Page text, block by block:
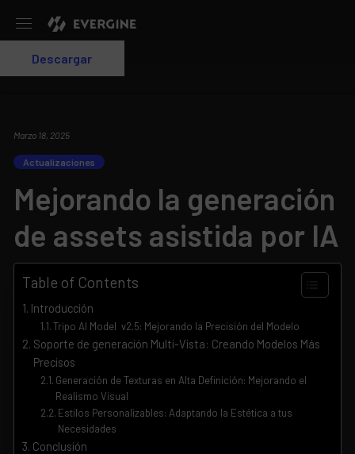
Login
Descargar
Marzo 18, 2025
Actualizaciones
Mejorando la generación
de assets asistida por IA
Table of Contents
Introducción
Tripo AI Model v2.5: Mejorando la Precisión del Modelo
Soporte de generación Multi-Vista: Creando Modelos Más
Precisos
Generación de Texturas en Alta Definición: Mejorando el
Realismo Visual
Estilos Personalizables: Adaptando la Estética a tus
Necesidades
Conclusión